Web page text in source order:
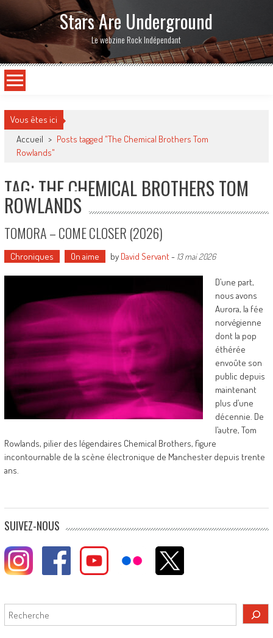
Stars Are Underground
Le webzine Rock Indépendant
Vous êtes ici
Accueil > Posts tagged "The Chemical Brothers Tom
Rowlands"
TAG: THE CHEMICAL BROTHERS TOM
ROWLANDS
TOMORA – COME CLOSER (2026)
Chroniques On aime by David Servant- 13 mai 2026
D’une part,
nous avons
Aurora, la fée
norvégienne
dont la pop
éthérée
envoûte son
public depuis
maintenant
plus d’une
décennie. De
l’autre, Tom
Rowlands, pilier des légendaires Chemical Brothers, figure
incontournable de la scène électronique de Manchester depuis trente
ans.
SUIVEZ-NOUS
Rechercher